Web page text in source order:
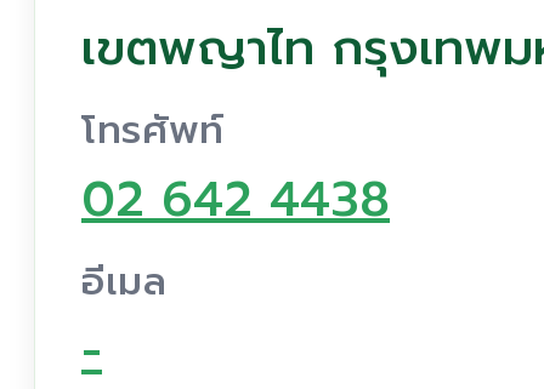
เขตพญาไท กรุงเทพ
โทรศัพท์
02 642 4438
อีเมล
-